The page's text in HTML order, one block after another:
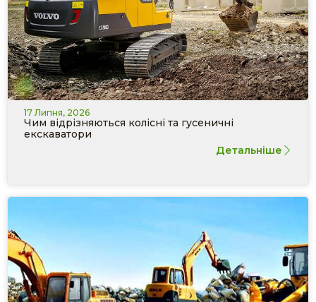
17 Липня, 2026
Чим відрізняються колісні та гусеничні
екскаватори
Детальніше